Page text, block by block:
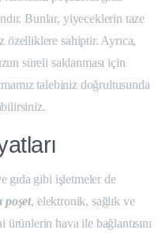
Bunlar, yiyeceklerin taze
özelliklere sahiptir. Ayrıca,
süreli saklanması için
talebiniz doğrultusunda
gıda gibi işletmeler de
poşet, elektronik, sağlık ve
ürünlerin hava ile bağlantısını